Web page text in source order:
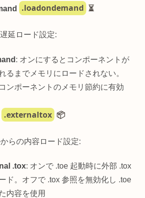
.loadondemand ⏳
延ロード設定:
: オンにするとコンポーネントが
るまでメモリにロードされない。
ンポーネントのメモリ節約に有効
.externaltox 📦
らの内容ロード設定:
.tox: オンで .toe 起動時に外部 .tox
ド。オフで .tox 参照を無効化し .toe
内容を使用